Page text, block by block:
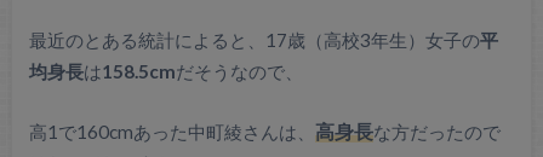
最近のとある統計によると、17歳（高校3年生）女子の平
均身長は158.5cmだそうなので、
高1で160cmあった中町綾さんは、 高身長な方だったので